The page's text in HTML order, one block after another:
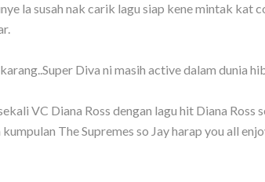
la susah nak carik lagu siap kene mintak kat
Diva ni masih active dalam dunia
VC Diana Ross dengan lagu hit Diana Ross
kumpulan The Supremes so Jay harap you all